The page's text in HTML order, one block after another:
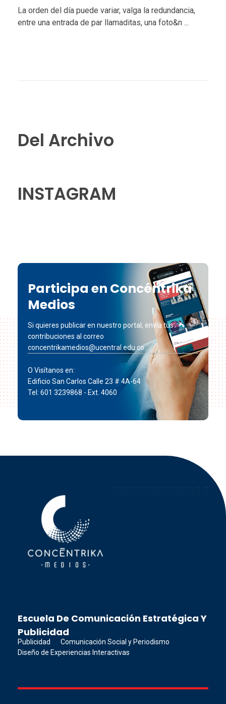
La orden del día puede variar, valga la redundancia,
entre una entrada de par llamaditas, una foto&n ...
Del Archivo
INSTAGRAM
Participa en Concéntrika
Medios
Si quieres publicar en nuestro portal, envía tus
contribuciones al correo
concentrikamedios@ucentral.edu.co
O Visítanos en:
Edificio San Carlos Calle 23 # 4A-64
Tel: 601 3239868 - Ext. 4060
Escuela De Comunicación Estratégica Y
Publicidad
Publicidad
Comunicación Social y Periodismo
Diseño de Experiencias Interactivas